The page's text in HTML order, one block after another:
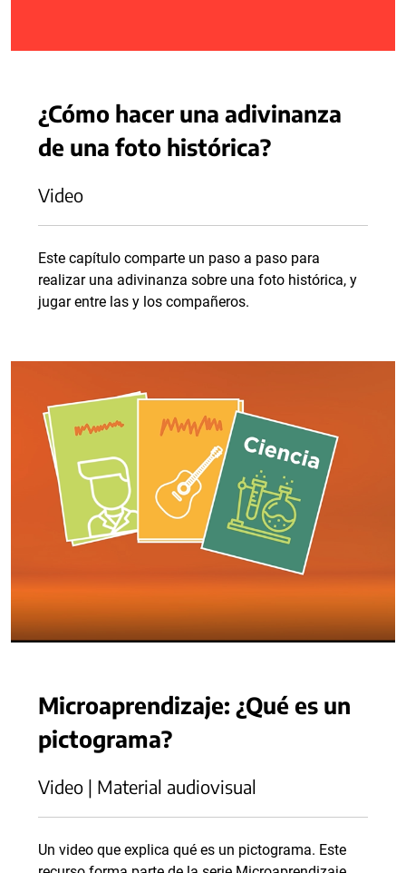
¿Cómo hacer una adivinanza
de una foto histórica?
Video
Este capítulo comparte un paso a paso para
realizar una adivinanza sobre una foto histórica, y
jugar entre las y los compañeros.
Microaprendizaje: ¿Qué es un
pictograma?
Video | Material audiovisual
Un video que explica qué es un pictograma. Este